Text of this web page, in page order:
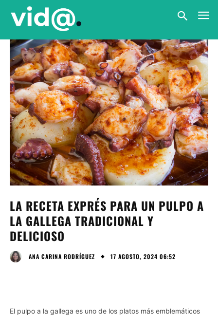
LA RECETA EXPRÉS PARA UN PULPO A
LA GALLEGA TRADICIONAL Y
DELICIOSO
ANA CARINA RODRÍGUEZ 17 AGOSTO, 2024 06:52
El pulpo a la gallega es uno de los platos más emblemáticos